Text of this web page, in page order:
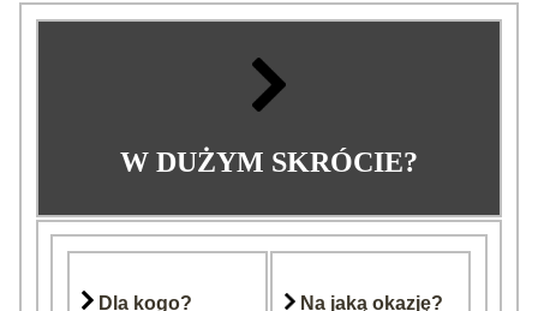
W DUŻYM SKRÓCIE?
Dla kogo? Na jaką okazję?